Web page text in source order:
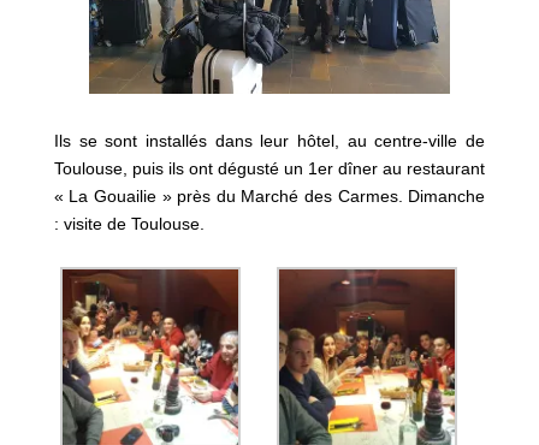
Ils se sont installés dans leur hôtel, au centre-ville de
Toulouse, puis ils ont dégusté un 1er dîner au restaurant
« La Gouailie » près du Marché des Carmes. Dimanche
: visite de Toulouse.